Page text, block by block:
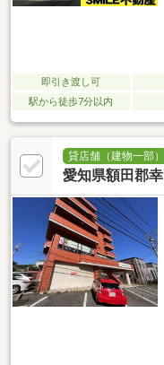
即引き渡し可
駅から徒歩7分以内
貸店舗（建物一部）
愛知県額田郡